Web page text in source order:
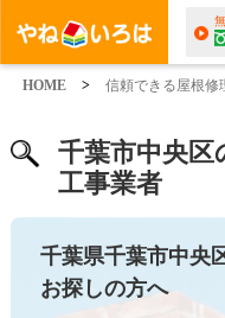
HOME > 信頼できる屋根修
千葉市中央区
工事業者
千葉県千葉市中央
お探しの方へ